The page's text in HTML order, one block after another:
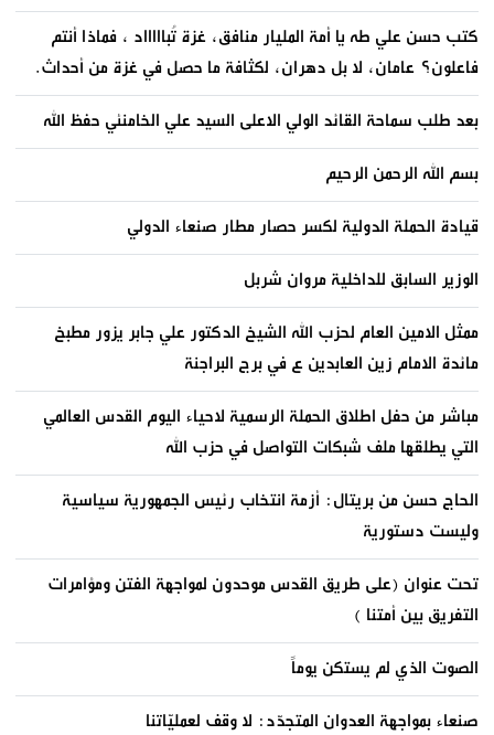
كتب حسن علي طه يا أمة المليار منافق، غزة تُباااااد ، فماذا أنتم
فاعلون؟ عامان، لا بل دهران، لكثافة ما حصل في غزة من أحداث.
بعد طلب سماحة القائد الولي الاعلى السيد علي الخامنئي حفظ الله
بسم الله الرحمن الرحيم
قيادة الحملة الدولية لكسر حصار مطار صنعاء الدولي
الوزير السابق للداخلية مروان شربل
ممثل الامين العام لحزب الله الشيخ الدكتور علي جابر يزور مطبخ
مائدة الامام زين العابدين ع في برج البراجنة
مباشر من حفل اطلاق الحملة الرسمية لاحياء اليوم القدس العالمي
التي يطلقها ملف شبكات التواصل في حزب الله
الحاج حسن من بريتال: أزمة انتخاب رئيس الجمهورية سياسية
وليست دستورية
تحت عنوان (على طريق القدس موحدون لمواجهة الفتن ومؤامرات
التفريق بين أمتنا )
الصوت الذي لم يستكن يوماً
صنعاء بمواجهة العدوان المتجدّد: لا وقف لعمليّاتنا